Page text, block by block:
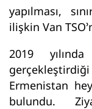
yapılması,
ilişkin Van
2019
Ermenistan
bulundu.